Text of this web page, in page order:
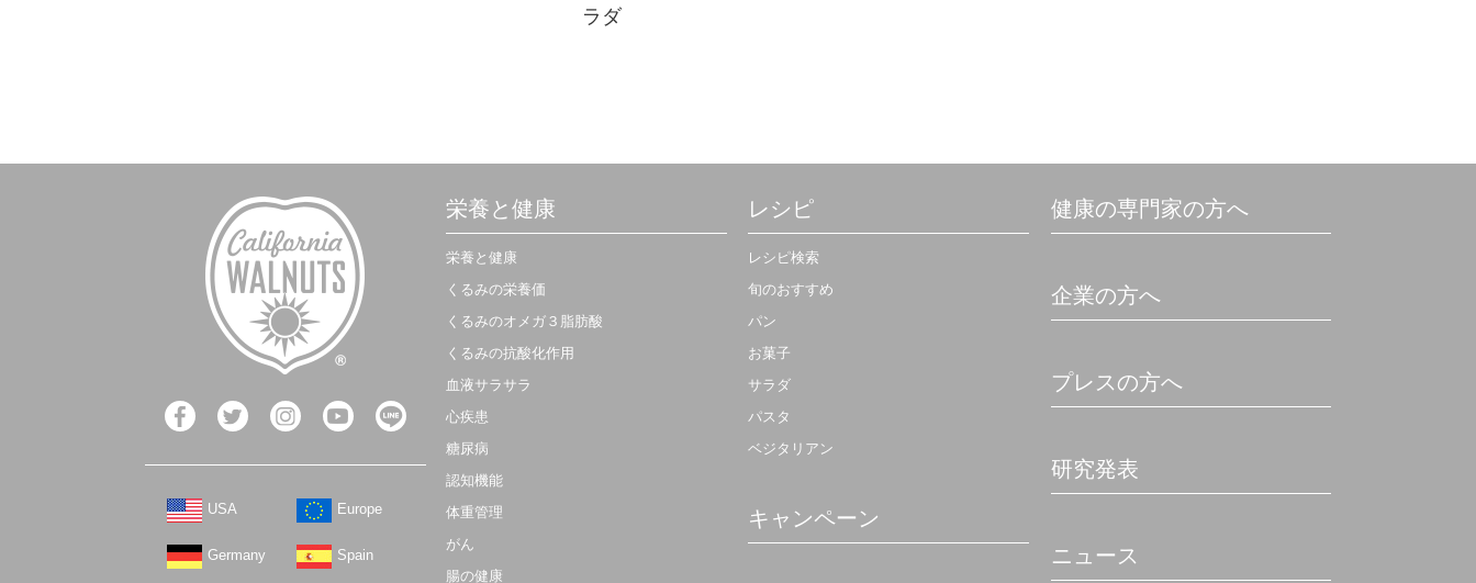
ラダ
USA Europe
Germany Spain
栄養と健康
栄養と健康
くるみの栄養価
くるみのオメガ３脂肪酸
くるみの抗酸化作用
血液サラサラ
心疾患
糖尿病
認知機能
体重管理
がん
腸の健康
レシピ
レシピ検索
旬のおすすめ
パン
お菓子
サラダ
パスタ
ベジタリアン
キャンペーン
健康の専門家の方へ
企業の方へ
プレスの方へ
研究発表
ニュース